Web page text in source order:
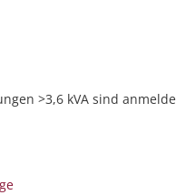
>3,6 kVA sind